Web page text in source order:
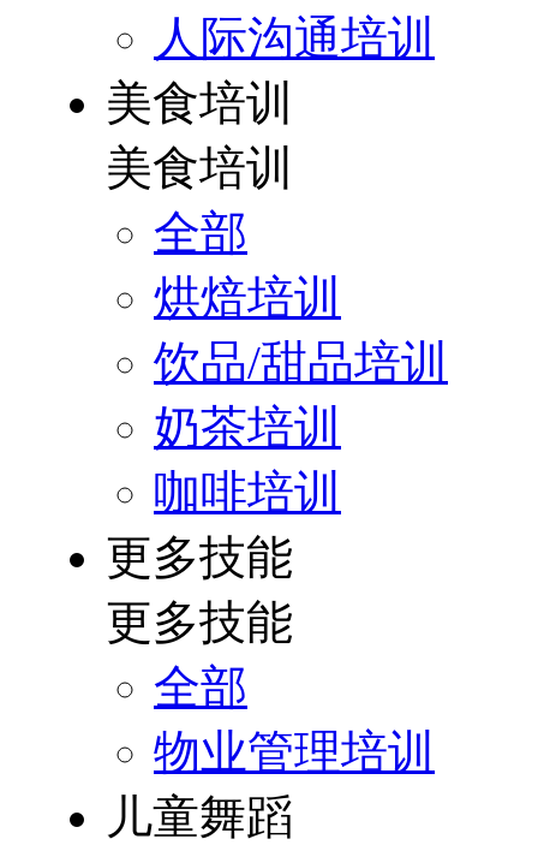
人际沟通培训
美食培训
美食培训
全部
烘焙培训
饮品/甜品培训
奶茶培训
咖啡培训
更多技能
更多技能
全部
物业管理培训
儿童舞蹈